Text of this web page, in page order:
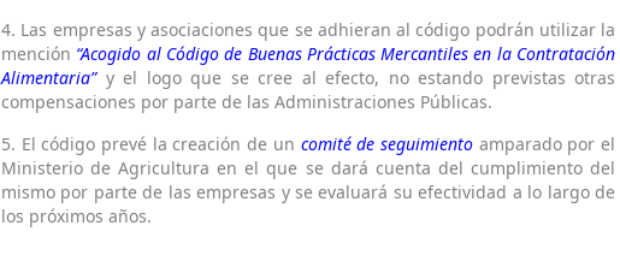
4. Las empresas y asociaciones que se adhieran al código podrán utilizar la
mención “Acogido al Código de Buenas Prácticas Mercantiles en la Contratación
Alimentaria”y el logo que se cree al efecto, no estando previstas otras
compensaciones por parte de las Administraciones Públicas.
5. El código prevé la creación de un comité de seguimientoamparado por el
Ministerio de Agricultura en el que se dará cuenta del cumplimiento del
mismo por parte de las empresas y se evaluará su efectividad a lo largo de
los próximos años.